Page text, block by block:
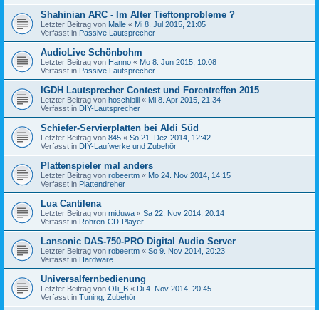
Shahinian ARC - Im Alter Tieftonprobleme ?
Letzter Beitrag von Malle « Mi 8. Jul 2015, 21:05
Verfasst in Passive Lautsprecher
AudioLive Schönbohm
Letzter Beitrag von Hanno « Mo 8. Jun 2015, 10:08
Verfasst in Passive Lautsprecher
IGDH Lautsprecher Contest und Forentreffen 2015
Letzter Beitrag von hoschibill « Mi 8. Apr 2015, 21:34
Verfasst in DIY-Lautsprecher
Schiefer-Servierplatten bei Aldi Süd
Letzter Beitrag von 845 « So 21. Dez 2014, 12:42
Verfasst in DIY-Laufwerke und Zubehör
Plattenspieler mal anders
Letzter Beitrag von robeertm « Mo 24. Nov 2014, 14:15
Verfasst in Plattendreher
Lua Cantilena
Letzter Beitrag von miduwa « Sa 22. Nov 2014, 20:14
Verfasst in Röhren-CD-Player
Lansonic DAS-750-PRO Digital Audio Server
Letzter Beitrag von robeertm « So 9. Nov 2014, 20:23
Verfasst in Hardware
Universalfernbedienung
Letzter Beitrag von Olli_B « Di 4. Nov 2014, 20:45
Verfasst in Tuning, Zubehör